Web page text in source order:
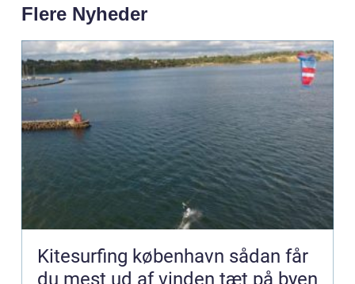
Flere Nyheder
Kitesurfing københavn sådan får
du mest ud af vinden tæt på byen